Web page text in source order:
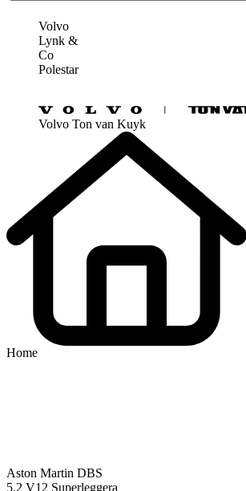
Volvo
Lynk &
Co
Polestar
Volvo Ton van Kuyk
Home
Aston Martin DBS
5.2 V12 Superleggera